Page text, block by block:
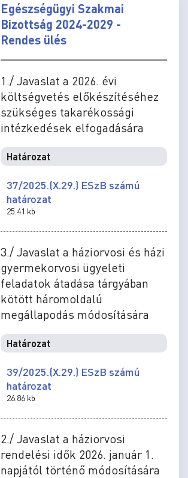
Egészségügyi Szakmai
Bizottság 2024-2029 -
Rendes ülés
1./ Javaslat a 2026. évi
költségvetés előkészítéséhez
szükséges takarékossági
intézkedések elfogadására
Határozat
37/2025.(X.29.) ESzB számú
határozat
25.41 kb
3./ Javaslat a háziorvosi és házi
gyermekorvosi ügyeleti
feladatok átadása tárgyában
kötött háromoldalú
megállapodás módosítására
Határozat
39/2025.(X.29.) ESzB számú
határozat
26.86 kb
2./ Javaslat a háziorvosi
rendelési idők 2026. január 1.
napjától történő módosítására